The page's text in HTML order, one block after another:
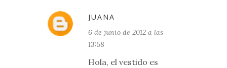
JUANA
6 de junio de 2012 a las
13:58
Hola, el vestido es